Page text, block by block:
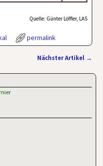
Quelle: Günter Löffler, LAS
permalink
Nächster Artikel →